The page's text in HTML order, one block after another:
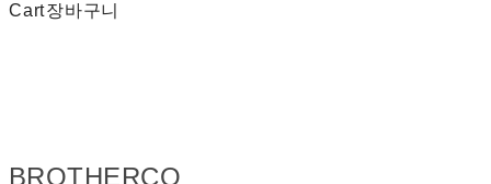
Cart장바구니
BROTHERCO